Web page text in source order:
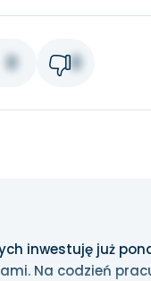
0 0
inwestuję już
Na codzień